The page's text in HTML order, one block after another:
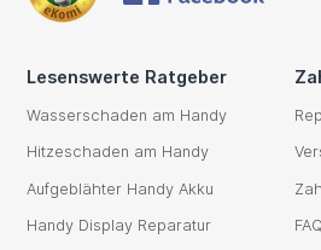
Lesenswerte Ratgeber
Wasserschaden am Handy
Hitzeschaden am Handy
Aufgeblähter Handy Akku
Handy Display Reparatur FAQ